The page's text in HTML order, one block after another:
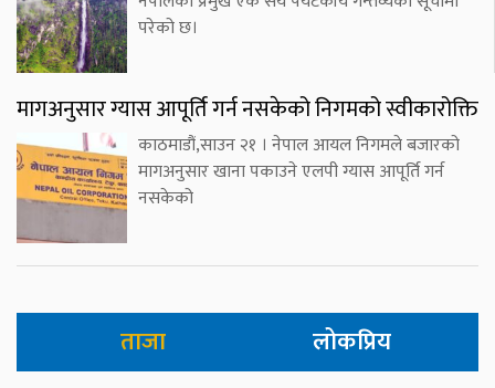
परेको छ।
मागअनुसार ग्यास आपूर्ति गर्न नसकेको निगमको स्वीकारोक्ति
काठमाडौं,साउन २१ । नेपाल आयल निगमले बजारको
मागअनुसार खाना पकाउने एलपी ग्यास आपूर्ति गर्न
नसकेको
ताजा लोकप्रिय